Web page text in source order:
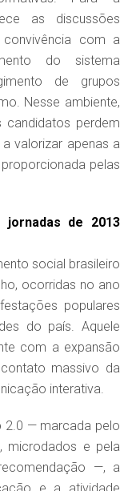
as discussões
com a
do sistema
de grupos
Nesse ambiente,
perdem
valorizar apenas a
pelas
jornadas de 2013
social brasileiro
ocorridas no ano
populares
do país. Aquele
com a expansão
massivo da
interativa.
2.0 — marcada pelo
microdados e pela
—, a